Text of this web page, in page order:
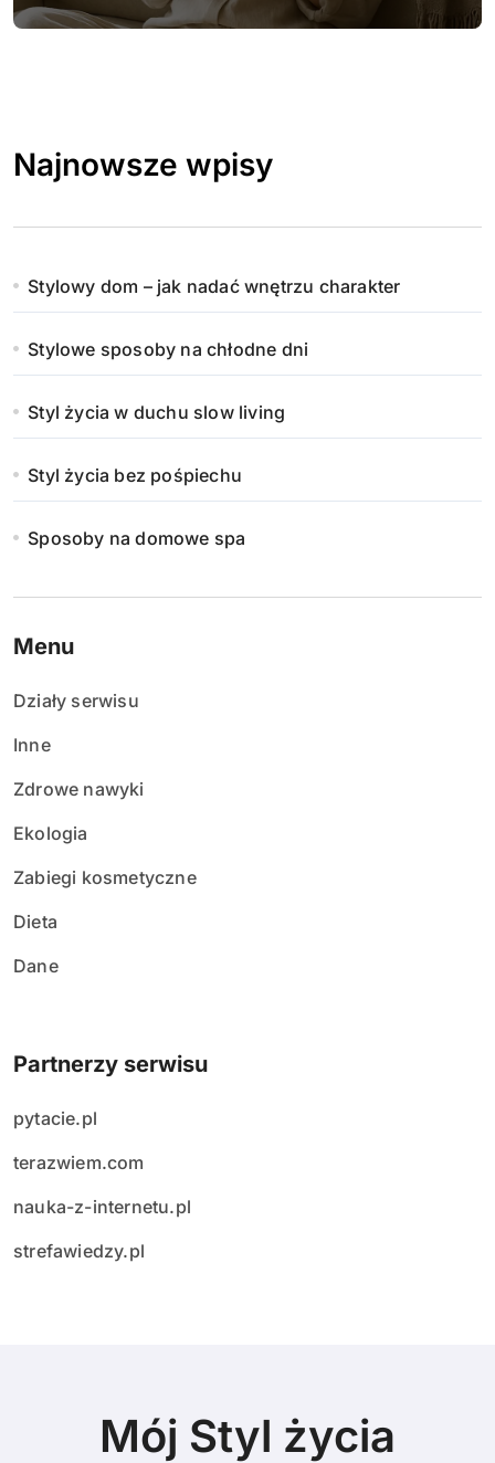
Najnowsze wpisy
Stylowy dom – jak nadać wnętrzu charakter
Stylowe sposoby na chłodne dni
Styl życia w duchu slow living
Styl życia bez pośpiechu
Sposoby na domowe spa
Menu
Działy serwisu
Inne
Zdrowe nawyki
Ekologia
Zabiegi kosmetyczne
Dieta
Dane
Partnerzy serwisu
pytacie.pl
terazwiem.com
nauka-z-internetu.pl
strefawiedzy.pl
Mój Styl życia